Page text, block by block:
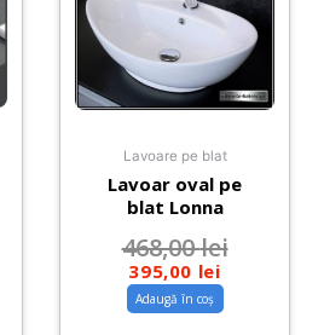
Lavoare pe blat
Lavoar oval pe
blat Lonna
468,00lei
395,00 lei
Adaugă în coș